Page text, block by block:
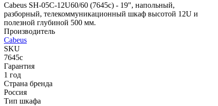
Cabeus SH-05C-12U60/60 (7645c) - 19", напольный,
разборный, телекоммуникационный шкаф высотой 12U и
полезной глубиной 500 мм.
Производитель
Cabeus
SKU
7645c
Гарантия
1 год
Страна бренда
Россия
Тип шкафа